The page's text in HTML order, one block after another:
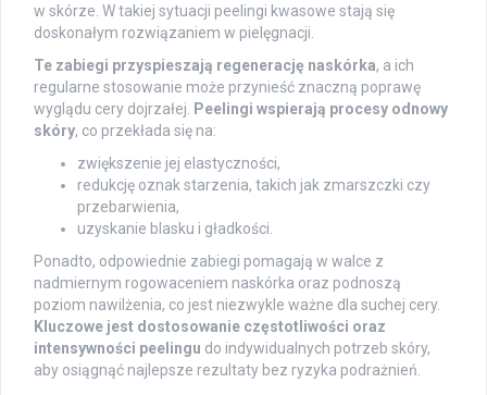
w skórze. W takiej sytuacji peelingi kwasowe stają się
doskonałym rozwiązaniem w pielęgnacji.
Te zabiegi przyspieszają regenerację naskórka, a ich
regularne stosowanie może przynieść znaczną poprawę
wyglądu cery dojrzałej.
Peelingi wspierają procesy odnowy
skóry, co przekłada się na:
zwiększenie jej elastyczności,
redukcję oznak starzenia, takich jak zmarszczki czy
przebarwienia,
uzyskanie blasku i gładkości.
Ponadto, odpowiednie zabiegi pomagają w walce z
nadmiernym rogowaceniem naskórka oraz podnoszą
poziom nawilżenia, co jest niezwykle ważne dla suchej cery.
Kluczowe jest dostosowanie częstotliwości oraz
intensywności peelingu do indywidualnych potrzeb skóry,
aby osiągnąć najlepsze rezultaty bez ryzyka podrażnień.